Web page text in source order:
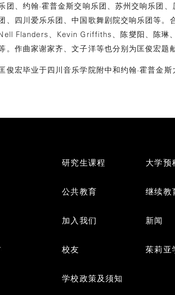
团、约翰·霍普金斯交响乐团、苏州交响乐团
、四川爱乐乐团、中国歌舞剧院交响乐团等
Flanders、Kevin Griffiths、陈燮阳、陈琳
。作曲家谢家齐、文子洋等也分别为匡俊宏题
俊宏毕业于四川音乐学院附中和约翰·霍普金
Footer
研究生课程 大学预
公共教育 继续教
加入我们 新闻
校友 茱莉亚
学校政策及须知